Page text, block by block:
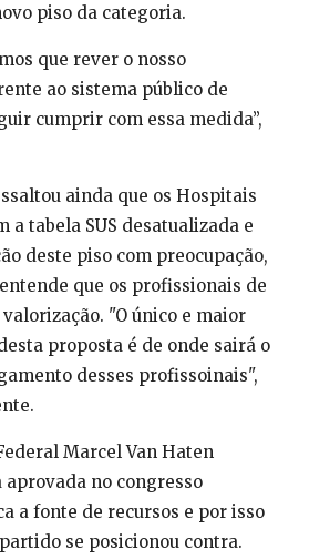
piso da categoria.
que rever o nosso
ao sistema público de
cumprir com essa medida”,
ainda que os Hospitais
a tabela SUS desatualizada e
deste piso com preocupação,
que os profissionais de
"O único e maior
proposta é de onde sairá o
desses profissoinais",
Marcel Van Haten
aprovada no congresso
a fonte de recursos e por isso
se posicionou contra.